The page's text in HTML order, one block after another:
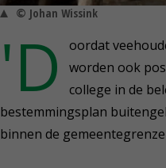
© Johan Wissink
'D
oordat
worden ook
college in de
bestemmingsplan
binnen de